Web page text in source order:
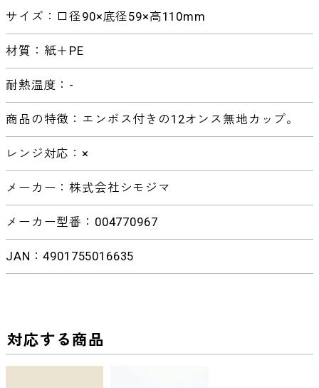
サイズ：口径90×底径59×高110mm
材質：紙＋PE
耐熱温度：-
商品の特徴：エンボス付きの12オンス無地カップ。
レンジ対応：×
メーカー：株式会社シモジマ
メーカー型番：004770967
JAN：4901755016635
対応する商品